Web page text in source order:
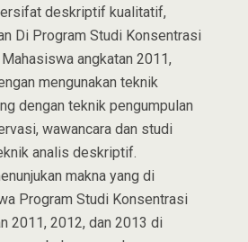
deskriptif kualitatif,
Di Program Studi Konsentrasi
angkatan 2011,
mengunakan teknik
dengan teknik pengumpulan
wawancara dan studi
analis deskriptif.
makna yang di
Program Studi Konsentrasi
2011, 2012, dan 2013 di